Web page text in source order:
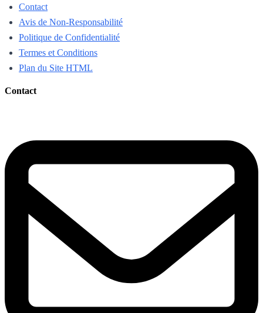
Contact
Avis de Non-Responsabilité
Politique de Confidentialité
Termes et Conditions
Plan du Site HTML
Contact